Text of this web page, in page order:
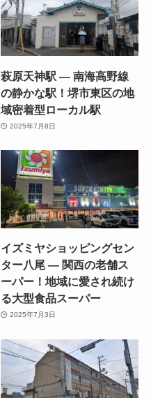
萩原天神駅 — 南海高野線
の静かな駅！堺市東区の地
域密着型ローカル駅
2025年7月8日
イズミヤショッピングセン
ター八尾 — 関西の老舗ス
ーパー！地域に愛され続け
る大型食品スーパー
2025年7月3日